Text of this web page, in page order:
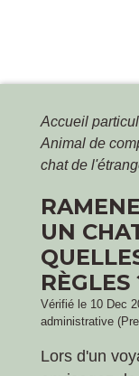
Accueil
Animal de
chat de
UN
RÈGLES
Vérifié le 10 Dec
administrative
Lors d'un